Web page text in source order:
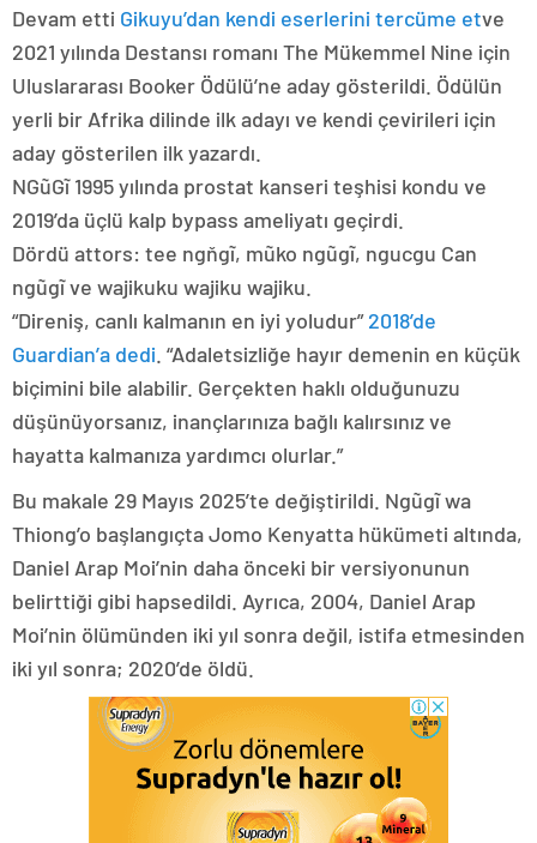
Devam etti Gikuyu’dan kendi eserlerini tercüme etve
2021 yılında Destansı romanı The Mükemmel Nine için
Uluslararası Booker Ödülü’ne aday gösterildi. Ödülün
yerli bir Afrika dilinde ilk adayı ve kendi çevirileri için
aday gösterilen ilk yazardı.
NGũGĩ 1995 yılında prostat kanseri teşhisi kondu ve
2019’da üçlü kalp bypass ameliyatı geçirdi.
Dördü attors: tee ngňgĩ, mũko ngũgĩ, ngucgu Can
ngũgĩ ve wajikuku wajiku wajiku.
“Direniş, canlı kalmanın en iyi yoludur”2018’de
Guardian’a dedi . “Adaletsizliğe hayır demenin en küçük
biçimini bile alabilir. Gerçekten haklı olduğunuzu
düşünüyorsanız, inançlarınıza bağlı kalırsınız ve
hayatta kalmanıza yardımcı olurlar.”
Bu makale 29 Mayıs 2025’te değiştirildi. Ngũgĩ wa
Thiong’o başlangıçta Jomo Kenyatta hükümeti altında,
Daniel Arap Moi’nin daha önceki bir versiyonunun
belirttiği gibi hapsedildi. Ayrıca, 2004, Daniel Arap
Moi’nin ölümünden iki yıl sonra değil, istifa etmesinden
iki yıl sonra; 2020’de öldü.